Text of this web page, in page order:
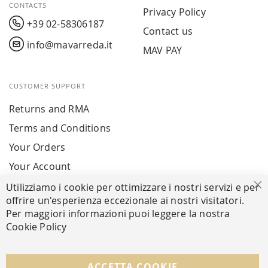
CONTACTS
+39 02-58306187
info@mavarreda.it
Privacy Policy
Contact us
MAV PAY
CUSTOMER SUPPORT
Returns and RMA
Terms and Conditions
Your Orders
Your Account
SECURE PAYMENTS
FOLLOW US ON SOCIAL MEDIA
Utilizziamo i cookie per ottimizzare i nostri servizi e per
offrire un'esperienza eccezionale ai nostri visitatori.
Per maggiori informazioni puoi leggere la nostra
Cookie Policy